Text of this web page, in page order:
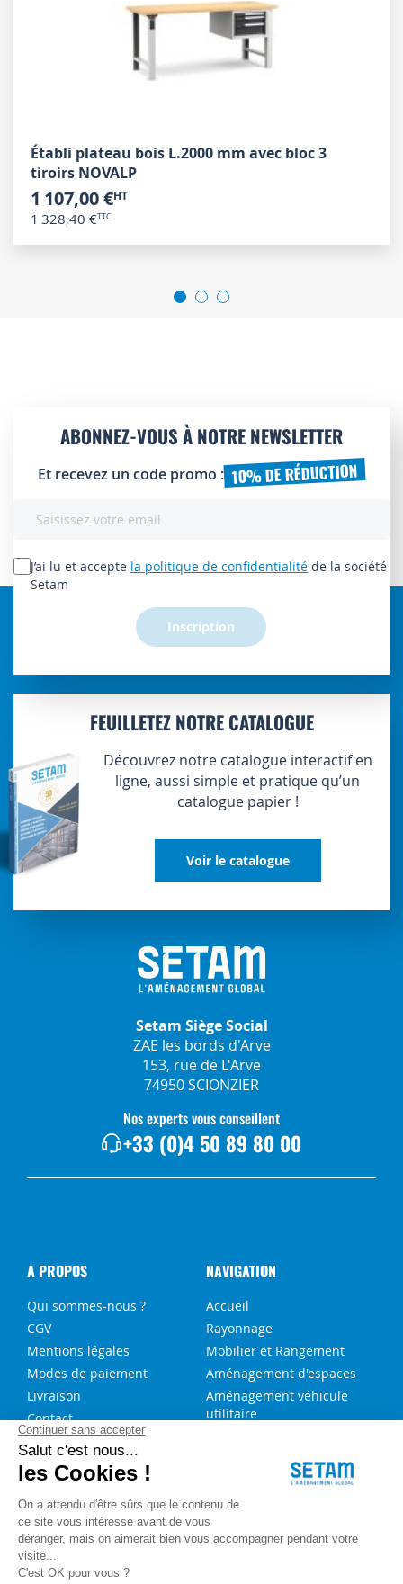
Établi plateau bois L.2000 mm avec bloc 3
tiroirs NOVALP
1 107,00 €
1 328,40 €
ABONNEZ-VOUS À NOTRE NEWSLETTER
Et recevez un code promo : 10% DE RÉDUCTION
lettre
d’information
J’ai lu et accepte la politique de confidentialité de la société
Setam
Inscription
FEUILLETEZ NOTRE CATALOGUE
Découvrez notre catalogue interactif en
ligne, aussi simple et pratique qu’un
catalogue papier !
Voir le catalogue
Setam Siège Social
ZAE les bords d'Arve
153, rue de L'Arve
74950 SCIONZIER
Nos experts vous conseillent
+33 (0)4 50 89 80 00
A PROPOS
Qui sommes-nous ?
CGV
Mentions légales
Modes de paiement
Livraison
Contact
NAVIGATION
Accueil
Rayonnage
Mobilier et Rangement
Aménagement d'espaces
Aménagement véhicule
utilitaire
NOS SERVICES
FAQ
Blog
Aide au choix rayonnage
Service de montage